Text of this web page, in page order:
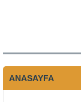
ANASAYFA